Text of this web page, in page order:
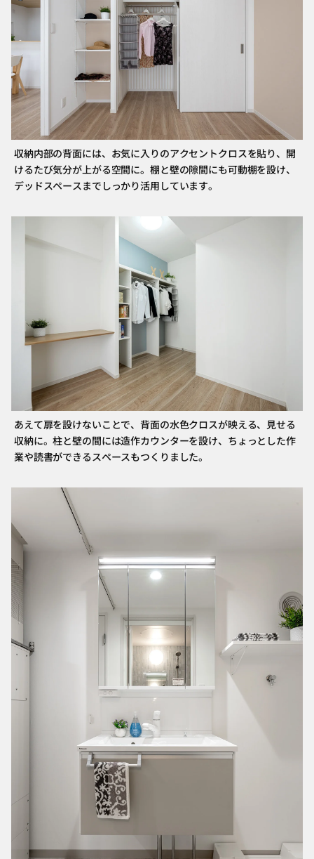
収納内部の背面には、お気に入りのアクセントクロスを貼り、開
けるたび気分が上がる空間に。棚と壁の隙間にも可動棚を設け、
デッドスペースまでしっかり活用しています。
あえて扉を設けないことで、背面の水色クロスが映える、見せる
収納に。柱と壁の間には造作カウンターを設け、ちょっとした作
業や読書ができるスペースもつくりました。